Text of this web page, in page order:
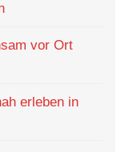
vor Ort
erleben in